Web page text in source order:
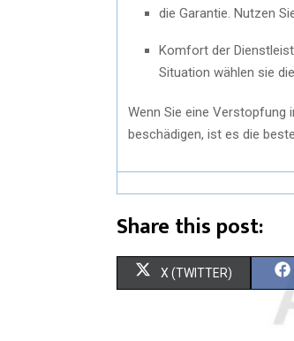
die Garantie. Nutzen
Komfort der
Situation wählen sie
Wenn Sie eine Verstopfung
beschädigen, ist es die
Share this post:
X (TWITTER)